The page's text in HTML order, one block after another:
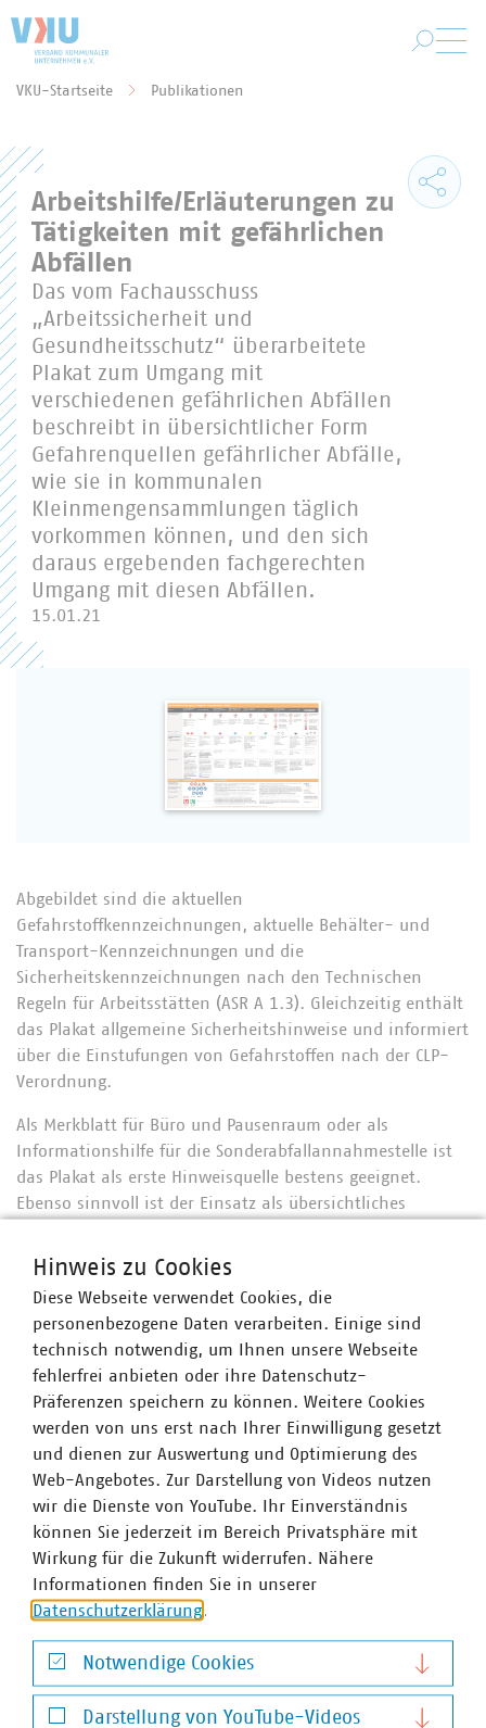
VKU-Startseite Publikationen
Arbeitshilfe/Erläuterungen zu
Tätigkeiten mit gefährlichen
Abfällen
Das vom Fachausschuss
„Arbeitssicherheit und
Gesundheitsschutz“ überarbeitete
Plakat zum Umgang mit
verschiedenen gefährlichen Abfällen
beschreibt in übersichtlicher Form
Gefahrenquellen gefährlicher Abfälle,
wie sie in kommunalen
Kleinmengensammlungen täglich
vorkommen können, und den sich
daraus ergebenden fachgerechten
Umgang mit diesen Abfällen.
15.01.21
Abgebildet sind die aktuellen
Gefahrstoffkennzeichnungen, aktuelle Behälter- und
Transport-Kennzeichnungen und die
Sicherheitskennzeichnungen nach den Technischen
Regeln für Arbeitsstätten (ASR A 1.3). Gleichzeitig enthält
das Plakat allgemeine Sicherheitshinweise und informiert
über die Einstufungen von Gefahrstoffen nach der CLP-
Verordnung.
Als Merkblatt für Büro und Pausenraum oder als
Informationshilfe für die Sonderabfallannahmestelle ist
das Plakat als erste Hinweisquelle bestens geeignet.
Ebenso sinnvoll ist der Einsatz als übersichtliches
Unterweisungen. Insofern unterstützt Sie das Plakat auch
gefährliche Abfälle nach § 20 Abs. 2 Satz 1 Nr. 8 KrWG.
Alle Mitglieder des VKU Abfallwirtschaft und
Stadtsauberkeit VKS bekommen automatisch ein
druckfrisches Exemplar zugestellt. Weitere Exemplare des
Plakats können zum Preis von 9,90 EUR (für Mitglieder
des VKU) bzw. 29,90 EUR (für Nichtmitglieder des VKU)
zzgl. MwSt. und Versandkosten über
www.vku-
shop.debestellt werden.
Plakat gefährliche Abfälle
Hinweis zu Cookies
Diese Webseite verwendet Cookies, die
personenbezogene Daten verarbeiten. Einige sind
technisch notwendig, um Ihnen unsere Webseite
fehlerfrei anbieten oder ihre Datenschutz-
Präferenzen speichern zu können. Weitere Cookies
werden von uns erst nach Ihrer Einwilligung gesetzt
und dienen zur Auswertung und Optimierung des
Web-Angebotes. Zur Darstellung von Videos nutzen
wir die Dienste von YouTube. Ihr Einverständnis
können Sie jederzeit im Bereich Privatsphäre mit
Wirkung für die Zukunft widerrufen. Nähere
Informationen finden Sie in unserer
Datenschutzerklärung.
Notwendige Cookies
Notwendige Cookies
Darstellung von YouTube-Videos